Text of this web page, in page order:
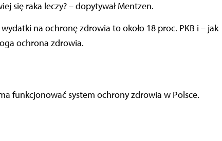
się raka leczy? – dopytywał Mentzen.
na ochronę zdrowia to około 18 proc. PKB i – jak
ochrona zdrowia.
funkcjonować system ochrony zdrowia w Polsce.